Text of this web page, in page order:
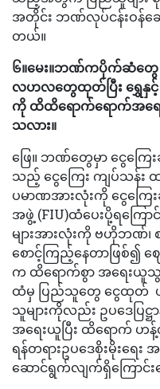
အတိုင်း ဘဏ်လုပ်ငန်းဝန်ဆေ
တယ်။
၆။မေး။ဘဏ်ကပိုက်ဆံတွ
လဟလတွေထုတ်ပြီး ရွှေနှ
ကို ထိထိရောက်ရောက်အရေ
သလား။
ဖြေ။ ဘဏ်တွေမှာ ငွေကြ
သည့် ငွေကြေး ကျပ်သန်
ပမာဏအားလုံးကို ငွေကြေ
အဖွဲ့ (FIU)ထံပေးပို့ရကြေ
များအားလုံးကို ဗဟိုဘဏ်၊
စောင့်ကြည့်နေတာဖြစ်၍ ဈ
က ထိရောက်စွာ အရေးယူသွ
ထံမှ ပြည်သူတွေ ငွေထုတ် ယူရ
သူများကိုလည်း ဥပဒေပြဋ္
အရေးယူပြီး ထိရောက် ဟန့်
ရန်တရားဥပဒေစိုးမိုးရေး
ဆောင်ရွက်လျက်ရှိကြောင်း